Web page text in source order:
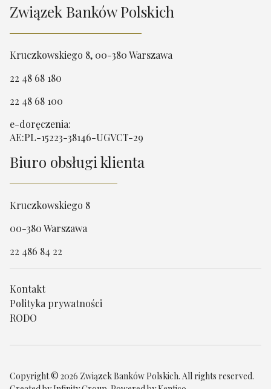
Związek Banków Polskich
Kruczkowskiego 8, 00-380 Warszawa
22 48 68 180
22 48 68 100
e-doręczenia:
AE:PL-15223-38146-UGVCT-29
Biuro obsługi klienta
Kruczkowskiego 8
00-380 Warszawa
22 486 84 22
Kontakt
Polityka prywatności
RODO
Copyright © 2026 Związek Banków Polskich. All rights reserved.